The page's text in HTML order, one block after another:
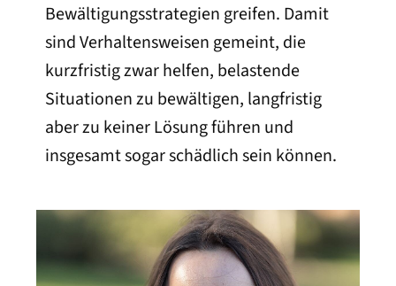
Bewältigungsstrategien greifen. Damit
sind Verhaltensweisen gemeint, die
kurzfristig zwar helfen, belastende
Situationen zu bewältigen, langfristig
aber zu keiner Lösung führen und
insgesamt sogar schädlich sein können.